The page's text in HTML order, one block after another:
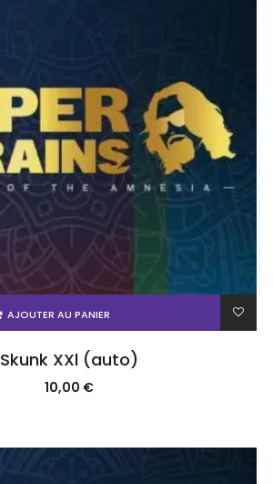
AJOUTER AU PANIER
Skunk XXl (auto)
10,00 €